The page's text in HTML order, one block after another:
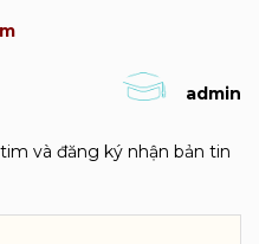
admin
và đăng ký nhận bản tin